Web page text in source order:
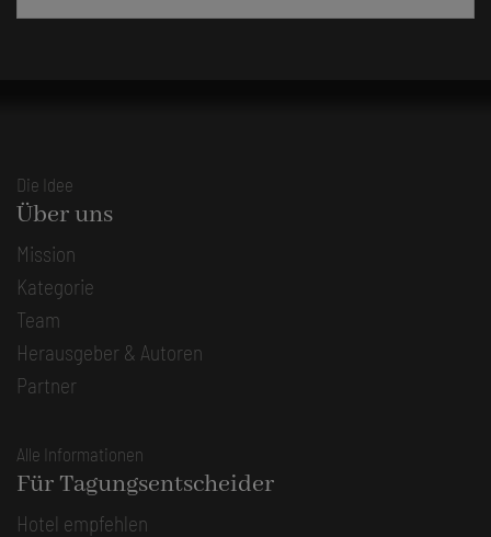
Die Idee
Über uns
Mission
Kategorie
Team
Herausgeber & Autoren
Partner
Alle Informationen
Für Tagungsentscheider
Hotel empfehlen